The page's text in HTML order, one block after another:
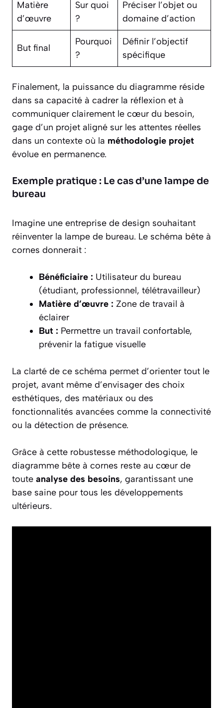
Matière
d’œuvre
Sur quoi
?
Préciser l’objet ou
domaine d’action
But final
Pourquoi
?
Définir l’objectif
spécifique
Finalement, la puissance du diagramme réside
dans sa capacité à cadrer la réflexion et à
communiquer clairement le cœur du besoin,
gage d’un projet aligné sur les attentes réelles
dans un contexte où la méthodologie projet
évolue en permanence.
Exemple pratique : Le cas d’une lampe de
bureau
Imagine une entreprise de design souhaitant
réinventer la lampe de bureau. Le schéma bête à
cornes donnerait :
Bénéficiaire : Utilisateur du bureau
(étudiant, professionnel, télétravailleur)
Matière d’œuvre : Zone de travail à
éclairer
But : Permettre un travail confortable,
prévenir la fatigue visuelle
La clarté de ce schéma permet d’orienter tout le
projet, avant même d’envisager des choix
esthétiques, des matériaux ou des
fonctionnalités avancées comme la connectivité
ou la détection de présence.
Grâce à cette robustesse méthodologique, le
diagramme bête à cornes reste au cœur de
toute analyse des besoins, garantissant une
base saine pour tous les développements
ultérieurs.